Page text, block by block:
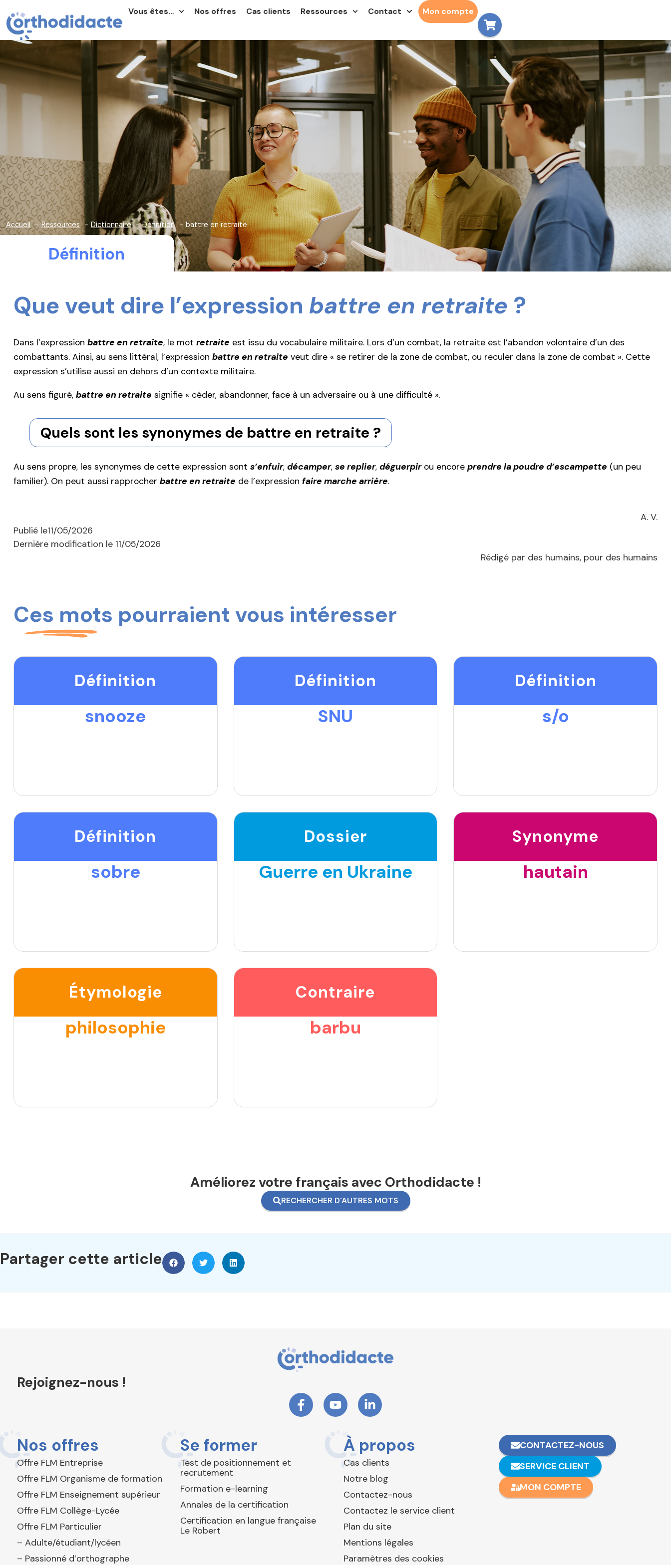
Vous êtes… Nos offres Cas clients Ressources Contact Mon compte
Accueil Ressources Dictionnaire Définition battre en retraite
Définition
Que veut dire l’expression battre en retraite ?
Dans l’expression battre en retraite, le mot retraite est issu du vocabulaire militaire. Lors d’un combat, la retraite est l’abandon volontaire d’un des
combattants. Ainsi, au sens littéral, l’expression battre en retraite veut dire « se retirer de la zone de combat, ou reculer dans la zone de combat ». Cette
expression s’utilise aussi en dehors d’un contexte militaire.
Au sens figuré, battre en retraite signifie « céder, abandonner, face à un adversaire ou à une difficulté ».
Quels sont les synonymes de battre en retraite ?
Au sens propre, les synonymes de cette expression sont s’enfuir, décamper, se replier, déguerpirou encore prendre la poudre d’escampette (un peu
familier). On peut aussi rapprocher battre en retraite de l’expression faire marche arrière.
A. V.
Publié le11/05/2026
Dernière modification le 11/05/2026
Rédigé par des humains, pour des humains
Ces mots pourraient vous intéresser
Définition
snooze
Définition
SNU
Définition
s/o
Définition
sobre
Dossier
Guerre en Ukraine
Synonyme
hautain
Étymologie
philosophie
Contraire
barbu
Améliorez votre français avec Orthodidacte !
RECHERCHER D'AUTRES MOTS
Partager cette article
Rejoignez-nous !
Nos offres
Offre FLM Entreprise
Offre FLM Organisme de formation
Offre FLM Enseignement supérieur
Offre FLM Collège-Lycée
Offre FLM Particulier
– Adulte/étudiant/lycéen
– Passionné d’orthographe
Se former
Test de positionnement et
recrutement
Formation e-learning
Annales de la certification
Certification en langue française
Le Robert
À propos
Cas clients
Notre blog
Contactez-nous
Contactez le service client
Plan du site
Mentions légales
Paramètres des cookies
CONTACTEZ-NOUS
SERVICE CLIENT
MON COMPTE